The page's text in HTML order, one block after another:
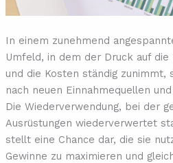
In einem zunehmend
Umfeld, in dem der Druck auf die
und die Kosten ständig zunimmt,
nach neuen Einnahmequellen
Die Wiederverwendung, bei der
Ausrüstungen wiederverwertet
stellt eine Chance dar, die sie
Gewinne zu maximieren und